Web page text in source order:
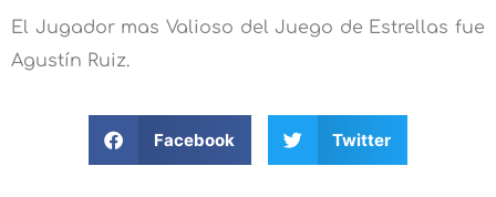
El Jugador mas Valioso del Juego de Estrellas fue
Agustín Ruiz.
Facebook Twitter